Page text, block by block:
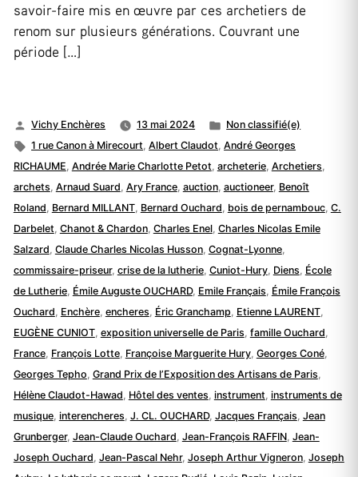
savoir-faire mis en œuvre par ces archetiers de
renom sur plusieurs générations. Couvrant une
période […]
Publié
par
Vichy Enchères 13 mai 2024
Publié
dans
Non classifié(e)
Étiquettes :
1 rue Canon à Mirecourt,Albert Claudot,André Georges
RICHAUME, Andrée Marie Charlotte Petot, archeterie, Archetiers,
archets, Arnaud Suard, Ary France, auction, auctioneer, Benoît
Roland, Bernard MILLANT, Bernard Ouchard, bois de pernambouc, C.
Darbelet, Chanot & Chardon, Charles Enel, Charles Nicolas Emile
Salzard, Claude Charles Nicolas Husson, Cognat-Lyonne,
commissaire-priseur, crise de la lutherie, Cuniot-Hury, Diens, École
de Lutherie, Émile Auguste OUCHARD, Emile Français, Émile François
Ouchard, Enchère, encheres, Éric Granchamp, Etienne LAURENT,
EUGÈNE CUNIOT, exposition universelle de Paris, famille Ouchard,
France, François Lotte, Françoise Marguerite Hury, Georges Coné,
Georges Tepho, Grand Prix de l’Exposition des Artisans de Paris,
Hélène Claudot-Hawad, Hôtel des ventes, instrument, instruments de
musique, interencheres, J. CL. OUCHARD, Jacques Français, Jean
Grunberger, Jean-Claude Ouchard, Jean-François RAFFIN, Jean-
Joseph Ouchard, Jean-Pascal Nehr, Joseph Arthur Vigneron, Joseph